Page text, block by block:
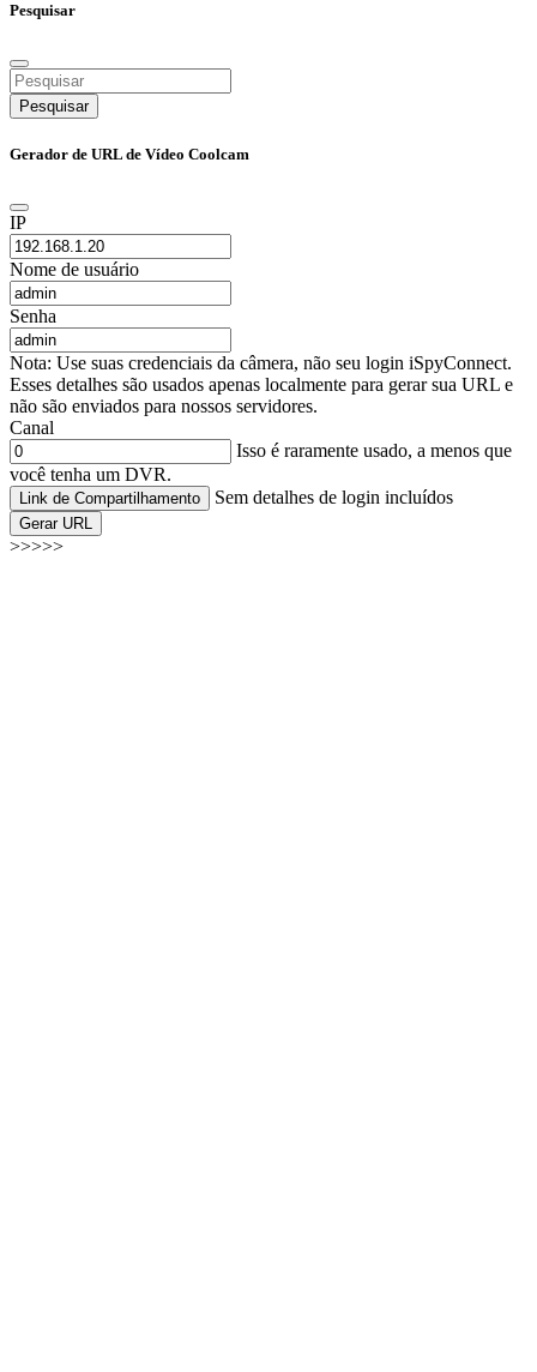
Pesquisar
Pesquisar
Gerador de URL de Vídeo Coolcam
IP
Nome de usuário
Senha
Nota: Use suas credenciais da câmera, não seu login iSpyConnect.
Esses detalhes são usados apenas localmente para gerar sua URL e
não são enviados para nossos servidores.
Canal
Isso é raramente usado, a menos que
você tenha um DVR.
Link de Compartilhamento Sem detalhes de login incluídos
Gerar URL
>>>>>